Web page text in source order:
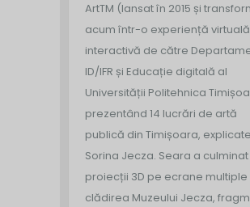
ArtTM (lansat în 2015 și
acum într-o experiență virtuală
interactivă de către
ID/IFR și Educație digitală al
Universității Politehnica
prezentând 14 lucrări de artă
publică din Timișoara,
Sorina Jecza. Seara a
proiecții 3D pe ecrane multiple
clădirea Muzeului Jecza,